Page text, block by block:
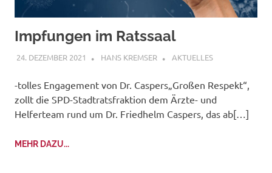
Impfungen im Ratssaal
24. DEZEMBER 2021 HANS KREMSER AKTUELLES
-tolles Engagement von Dr. Caspers„Großen Respekt“,
zollt die SPD-Stadtratsfraktion dem Ärzte- und
Helferteam rund um Dr. Friedhelm Caspers, das ab[…]
MEHR DAZU...